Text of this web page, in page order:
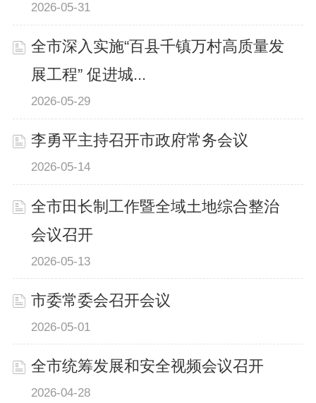
2026-05-31
全市深入实施“百县千镇万村高质量发
展工程” 促进城...
2026-05-29
李勇平主持召开市政府常务会议
2026-05-14
全市田长制工作暨全域土地综合整治
会议召开
2026-05-13
市委常委会召开会议
2026-05-01
全市统筹发展和安全视频会议召开
2026-04-28